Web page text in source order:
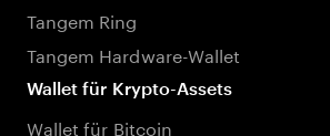
Tangem Ring
Tangem Hardware-Wallet
Wallet für Krypto-Assets
Wallet für Bitcoin